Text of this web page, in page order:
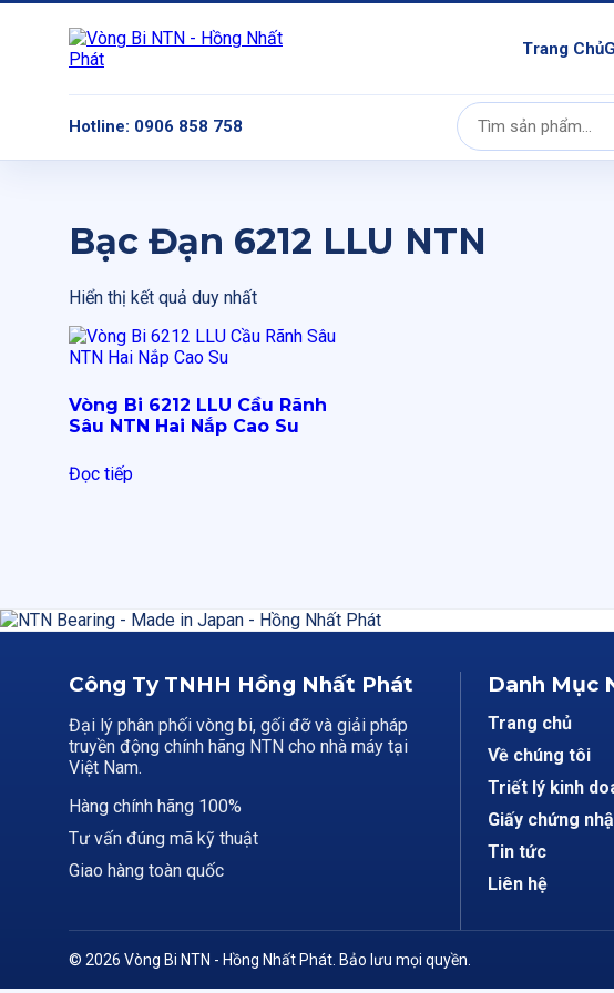
Trang Chủ
Hotline: 0906 858 758
Tìm
kiếm:
Bạc Đạn 6212 LLU NTN
Hiển thị kết quả duy nhất
Vòng Bi 6212 LLU Cầu Rãnh
Sâu NTN Hai Nắp Cao Su
Đọc tiếp
Công Ty TNHH Hồng Nhất Phát
Đại lý phân phối vòng bi, gối đỡ và giải pháp
truyền động chính hãng NTN cho nhà máy tại
Việt Nam.
Hàng chính hãng 100%
Tư vấn đúng mã kỹ thuật
Giao hàng toàn quốc
Danh Mục
Trang chủ
Về chúng tôi
Triết lý kinh
Giấy chứng
Tin tức
Liên hệ
© 2026 Vòng Bi NTN - Hồng Nhất Phát. Bảo lưu mọi quyền.